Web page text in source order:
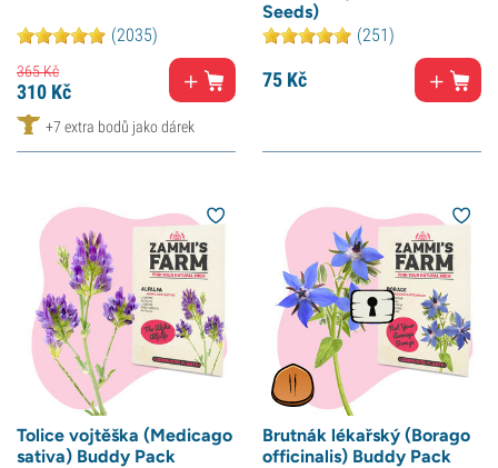
(2035)
365Kč
310 Kč
+7 extra bodů jako dárek
Seeds)
(251)
75 Kč
Tolice vojtěška (Medicago
sativa) Buddy Pack
Brutnák lékařský (Borago
officinalis) Buddy Pack